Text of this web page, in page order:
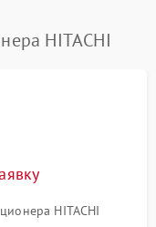
Подробнее →
HITACHI
HITACHI